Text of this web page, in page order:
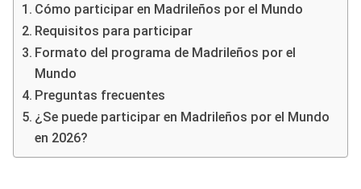
Cómo participar en Madrileños por el Mundo
Requisitos para participar
Formato del programa de Madrileños por el
Mundo
Preguntas frecuentes
¿Se puede participar en Madrileños por el Mundo
en 2026?